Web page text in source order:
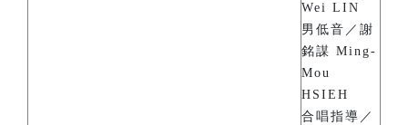
Wei LIN
男低音／謝
銘謀 Ming-
Mou
HSIEH
合唱指導／